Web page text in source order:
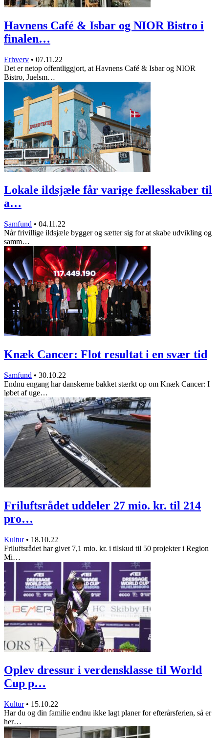
Havnens Café & Isbar og NIOR Bistro i
finalen…
Erhverv • 07.11.22
Det er netop offentliggjort, at Havnens Café & Isbar og NIOR
Bistro, Juelsm…
Lokale ildsjæle får varige fællesskaber til
a…
Samfund • 04.11.22
Når frivillige ildsjæle bygger og sætter sig for at skabe udvikling og
samm…
Knæk Cancer: Flot resultat i en svær tid
Samfund • 30.10.22
Endnu engang har danskerne bakket stærkt op om Knæk Cancer: I
løbet af uge…
Friluftsrådet uddeler 27 mio. kr. til 214
pro…
Kultur • 18.10.22
Friluftsrådet har givet 7,1 mio. kr. i tilskud til 50 projekter i Region
Mi…
Oplev dressur i verdensklasse til World
Cup p…
Kultur • 15.10.22
Har du og din familie endnu ikke lagt planer for efterårsferien, så er
her…